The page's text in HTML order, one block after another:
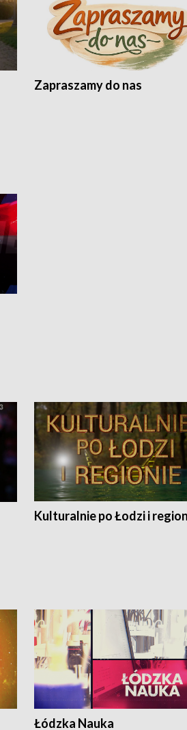
Zapraszamy do nas
Kulturalnie po Łodzi i
Łódzka Nauka